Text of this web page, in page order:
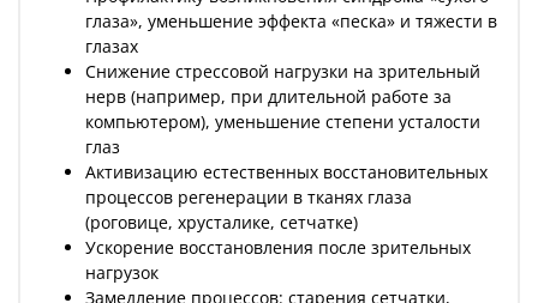
глаза», уменьшение эффекта «песка» и тяжести в
глазах
Снижение стрессовой нагрузки на зрительный
нерв (например, при длительной работе за
компьютером), уменьшение степени усталости
глаз
Активизацию естественных восстановительных
процессов регенерации в тканях глаза
(роговице, хрусталике, сетчатке)
Ускорение восстановления после зрительных
нагрузок
Замедление процессов: старения сетчатки,